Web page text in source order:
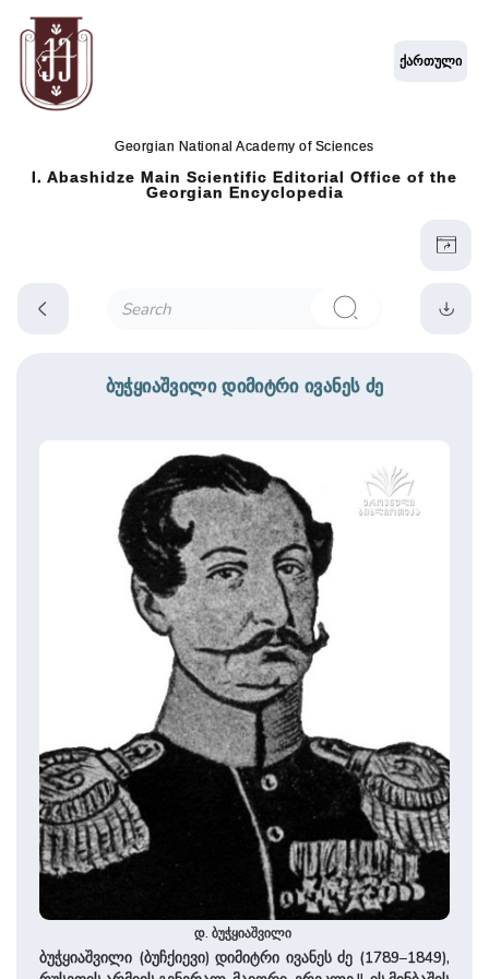
Georgian National Academy of Sciences
I. Abashidze Main Scientific Editorial Office of the
Georgian Encyclopedia
ქართული
ბუჭყიაშვილი დიმიტრი ივანეს ძე
დ. ბუჭყიაშვილი
ბუჭყიაშვილი (ბუჩქიევი) დიმიტრი ივანეს ძე (1789–1849),